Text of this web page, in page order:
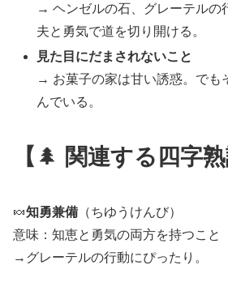
→ ヘンゼルの石、グレーテルの
夫と勇気で道を切り開ける。
見た目にだまされないこと
→ お菓子の家は甘い誘惑。でも
んでいる。
【 🌲 関連する四字熟
🍬知勇兼備 （ちゆうけんび）
意味：知恵と勇気の両方を持つこと
→グレーテルの行動にぴったり。